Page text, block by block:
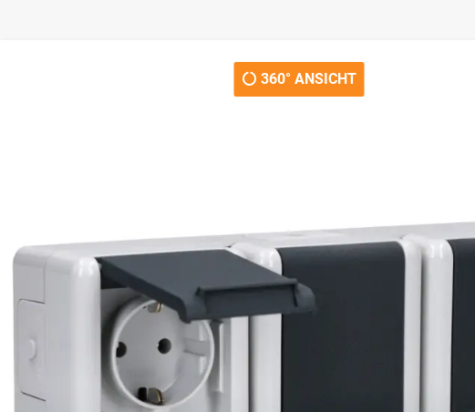
360° ANSICHT